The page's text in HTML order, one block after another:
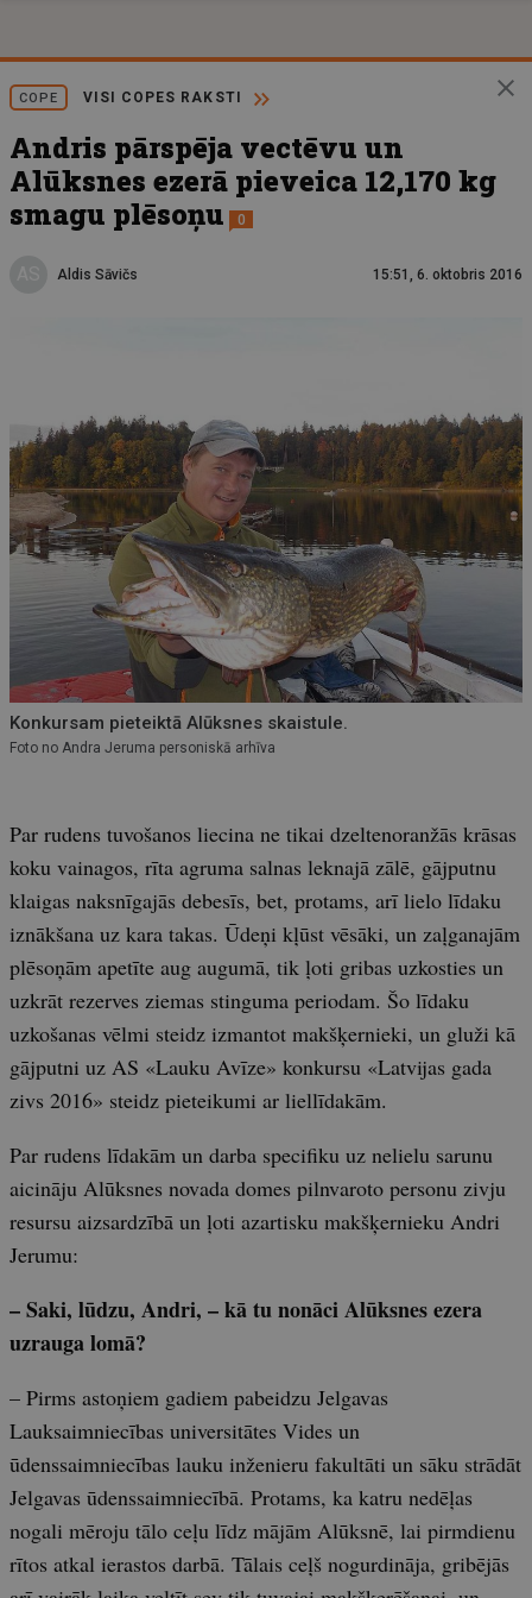
COPE VISI COPES RAKSTI
Andris pārspēja vectēvu un
Alūksnes ezerā pieveica 12,170 kg
smagu plēsoņu
0
Aldis Sāvičs 15:51, 6. oktobris 2016
Konkursam pieteiktā Alūksnes skaistule.
Foto no Andra Jeruma personiskā arhīva
Par rudens tuvošanos liecina ne tikai dzeltenoranžās krāsas
koku vainagos, rīta agruma salnas leknajā zālē, gājputnu
klaigas naksnīgajās debesīs, bet, protams, arī lielo līdaku
iznākšana uz kara takas. Ūdeņi kļūst vēsāki, un zaļganajām
plēsoņām apetīte aug augumā, tik ļoti gribas uzkosties un
uzkrāt rezerves ziemas stinguma periodam. Šo līdaku
uzkošanas vēlmi steidz izmantot makšķernieki, un gluži kā
gājputni uz AS «Lauku Avīze» konkursu «Latvijas gada
zivs 2016» steidz pieteikumi ar liellīdakām.
Par rudens līdakām un darba specifiku uz nelielu sarunu
aicināju Alūksnes novada domes pilnvaroto personu zivju
resursu aizsardzībā un ļoti azartisku makšķernieku Andri
Jerumu:
– Saki, lūdzu, Andri, – kā tu nonāci Alūksnes ezera
uzrauga lomā?
– Pirms astoņiem gadiem pabeidzu Jelgavas
Lauksaimniecības universitātes Vides un
ūdenssaimniecības lauku inženieru fakultāti un sāku strādāt
Jelgavas ūdenssaimniecībā. Protams, ka katru nedēļas
nogali mēroju tālo ceļu līdz mājām Alūksnē, lai pirmdienu
rītos atkal ierastos darbā. Tālais ceļš nogurdināja, gribējās